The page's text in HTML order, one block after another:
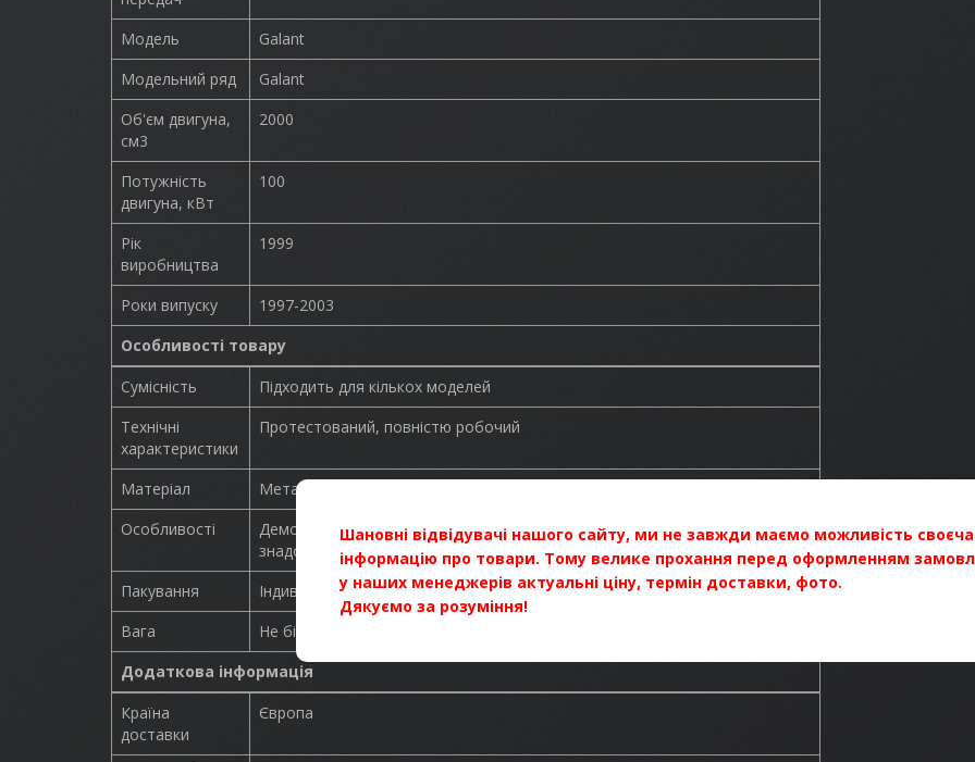
Шановні відвідувачі нашого сайту, ми не завжди маємо можливість
інформацію про товари. Тому велике прохання перед оформленням
у наших менеджерів актуальні ціну, термін доставки, фото.
Дякуємо за розуміння!
Модель
Galant
Модельний ряд
Galant
Об'єм двигуна,
см3
2000
Потужність
двигуна, кВт
100
Рік
виробництва
1999
Роки випуску
1997-2003
Особливості товару
Сумісність
Підходить для кількох моделей
Технічні
характеристики
Протестований, повністю робочий
Матеріал
Металевий сплав, пластик, електроніка
Особливості
Демонтований із автомобіля з невеликим пробігом. Можливо,
знадобиться програмування під деякі моделі.
Пакування
Індивідуально упакований
Вага
Не більше 2 кг
Додаткова інформація
Країна
доставки
Європа